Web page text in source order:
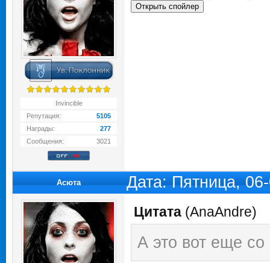
Invincible
Репутация:
5105
Награды:
277
Сообщения:
3021
Асюта Дата: Пятница,
Цитата (AnaAndre)
А это вот еще со